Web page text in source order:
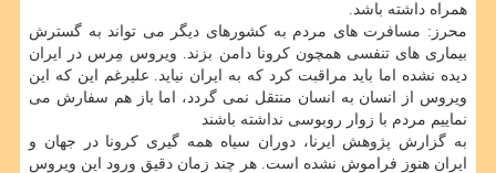
همراه داشته باشد.
محرز: مسافرت های مردم به کشورهای دیگر می تواند به گسترش
بیماری های تنفسی همچون کرونا دامن بزند. ویروس مِرس در ایران
دیده نشده اما باید مراقبت کرد که به ایران نیاید. علیرغم این که این
ویروس از انسان به انسان منتقل نمی گردد، اما باز هم سفارش می
نماییم مردم با زوار روبوسی نداشته باشند
به گزارش پژوهش ایرنا، دوران سیاه همه گیری کرونا در جهان و
ایران هنوز فراموش نشده است. هر چند زمان دقیق ورود این ویروس